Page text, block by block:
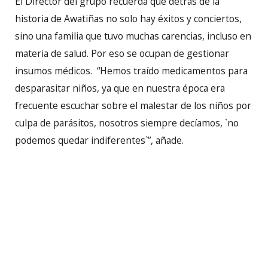
historia de Awatiñas no solo hay éxitos y conciertos,
sino una familia que tuvo muchas carencias, incluso en
materia de salud. Por eso se ocupan de gestionar
insumos médicos. “Hemos traído medicamentos para
desparasitar niños, ya que en nuestra época era
frecuente escuchar sobre el malestar de los niños por
culpa de parásitos, nosotros siempre decíamos, `no
podemos quedar indiferentes`”, añade.